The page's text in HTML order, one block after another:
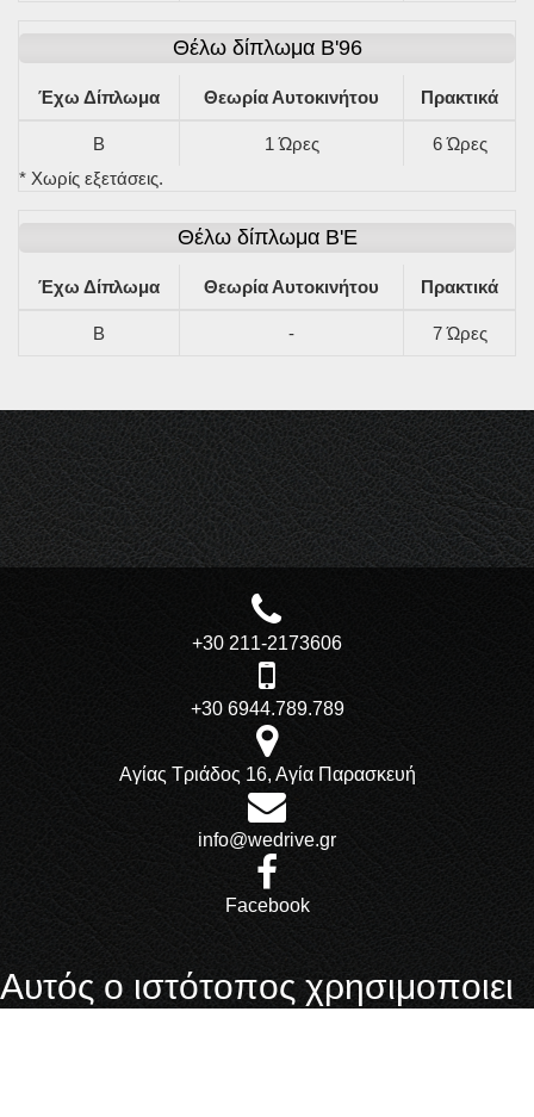
Θέλω δίπλωμα Β'96
Έχω Δίπλωμα Θεωρία Αυτοκινήτου Πρακτικά
Β 1 Ώρες
6 Ώρες
* Χωρίς εξετάσεις.
Θέλω δίπλωμα Β'Ε
Έχω Δίπλωμα Θεωρία Αυτοκινήτου Πρακτικά
Β - 7 Ώρες
+30 211-2173606
+30 6944.789.789
Αγίας Τριάδος 16, Αγία Παρασκευή
info@wedrive.gr
Facebook
Αυτός ο ιστότοπος χρησιμοποιει